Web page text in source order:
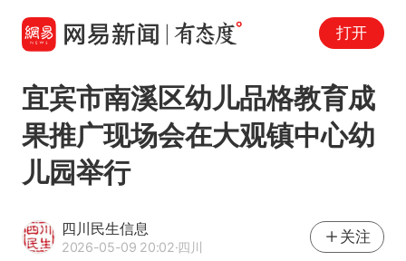
打开
宜宾市南溪区幼儿品格教育成
果推广现场会在大观镇中心幼
儿园举行
四川民生信息
2026-05-09 20:02·四川
关注